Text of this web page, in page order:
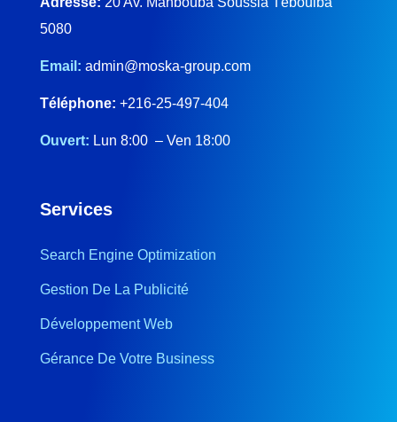
5080
Email: admin@moska-group.com
Téléphone: +216-25-497-404
Ouvert: Lun 8:00 – Ven 18:00
Services
Search Engine Optimization
Gestion De La Publicité
Développement Web
Gérance De Votre Business